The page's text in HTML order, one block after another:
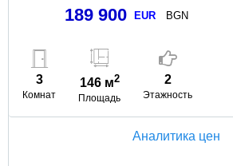
189 900 EUR BGN
3
Комнат
146 м2
Площадь
2
Этажность
Аналитика цен